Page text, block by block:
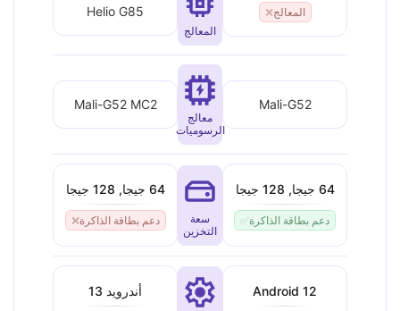
المعالج❌
المعالج
Helio G85
Mali-G52
معالج
الرسوميات
Mali-G52 MC2
64 جيجا, 128 جيجا
دعم بطاقة الذاكرة✅
سعة
التخزين
64 جيجا, 128 جيجا
دعم بطاقة الذاكرة❌
Android 12
أندرويد 13